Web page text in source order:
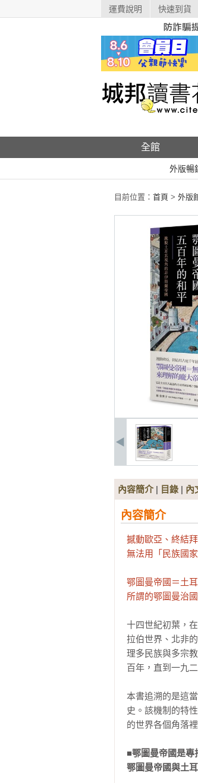
運費說明 快速到貨
全館
外版暢
目前位置： 首頁 > 外版
內容簡介| 目錄 | 內
內容簡介
撼動歐亞、終結
無法用「民族國
鄂圖曼帝國＝土
所謂的鄂圖曼治
十四世紀初葉，
拉伯世界、北非
理多民族與多宗
百年，直到一九
本書追溯的是這
史。該機制的特
的世界各個角落
■鄂圖曼帝國是專
鄂圖曼帝國與土